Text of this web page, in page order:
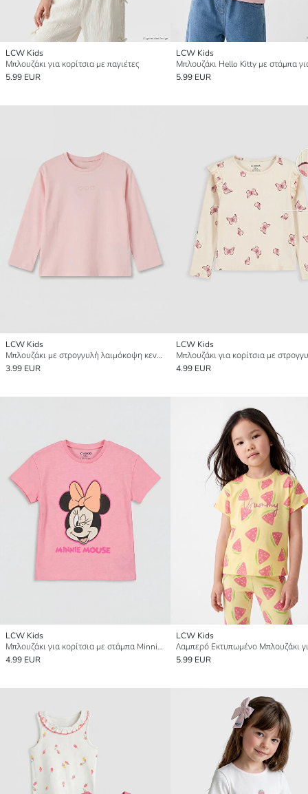
LCW Kids
Μπλουζάκι για κορίτσια με παγιέτες
5.99 EUR
LCW Kids
5.99 EUR
LCW Kids
Μπλουζάκι με στρογγυλή λαιμόκοψη κεντημένο για κορίτσια
3.99 EUR
LCW Kids
4.99 EUR
LCW Kids
Μπλουζάκι για κορίτσια με στάμπα Minnie Mouse και στρογγυλή λαιμόκοψη
4.99 EUR
LCW Kids
5.99 EUR